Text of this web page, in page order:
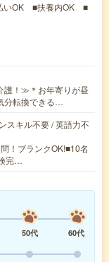
いOK ■扶養内OK ■
護！≫＊お年寄りが昼
分転換できる…
スキル不要 / 英語力不
！ブランクOK!■10名
完…
50代
60代